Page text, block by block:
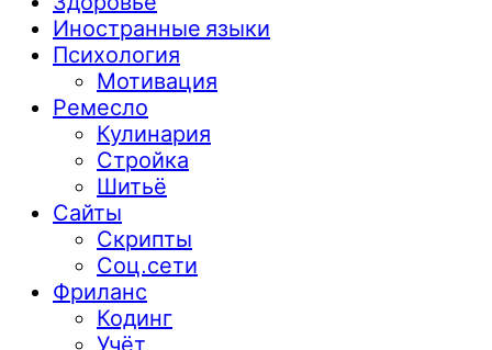
Иностранные языки
Психология
Мотивация
Ремесло
Кулинария
Стройка
Шитьё
Сайты
Скрипты
Соц.сети
Фриланс
Кодинг
Учёт